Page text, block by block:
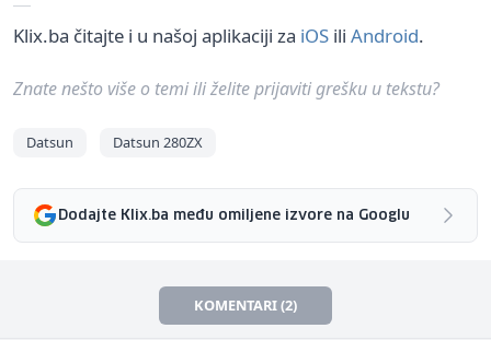
Klix.ba čitajte i u našoj aplikaciji za iOS ili Android.
Znate nešto više o temi ili želite prijaviti grešku u tekstu?
Datsun Datsun 280ZX
Dodajte Klix.ba među omiljene izvore na Googlu
KOMENTARI (2)